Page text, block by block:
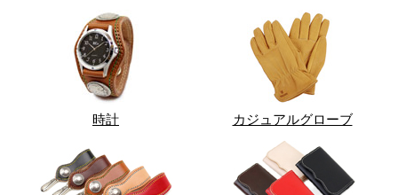
時計 カジュアルグローブ